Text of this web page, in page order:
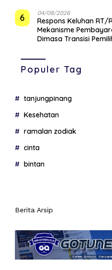
6 04/08/2026
‎Respons Keluhan RT/
Mekanisme
Dimasa Transisi
Populer Tag
tanjungpinang
Kesehatan
ramalan zodiak
cinta
bintan
Berita Arsip